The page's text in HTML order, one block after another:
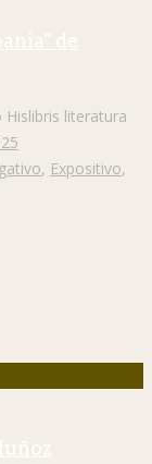
de
Hislibris literatura
, Expositivo,